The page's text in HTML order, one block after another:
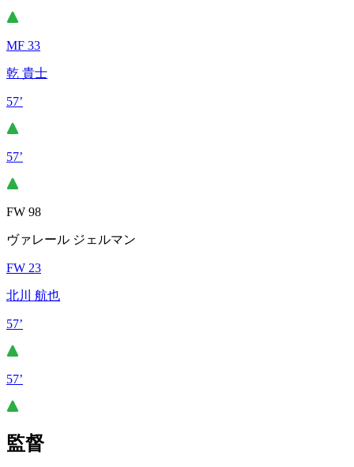
MF 33
乾 貴士
57’
57’
FW 98
ヴァレール ジェルマン
FW 23
北川 航也
57’
57’
監督